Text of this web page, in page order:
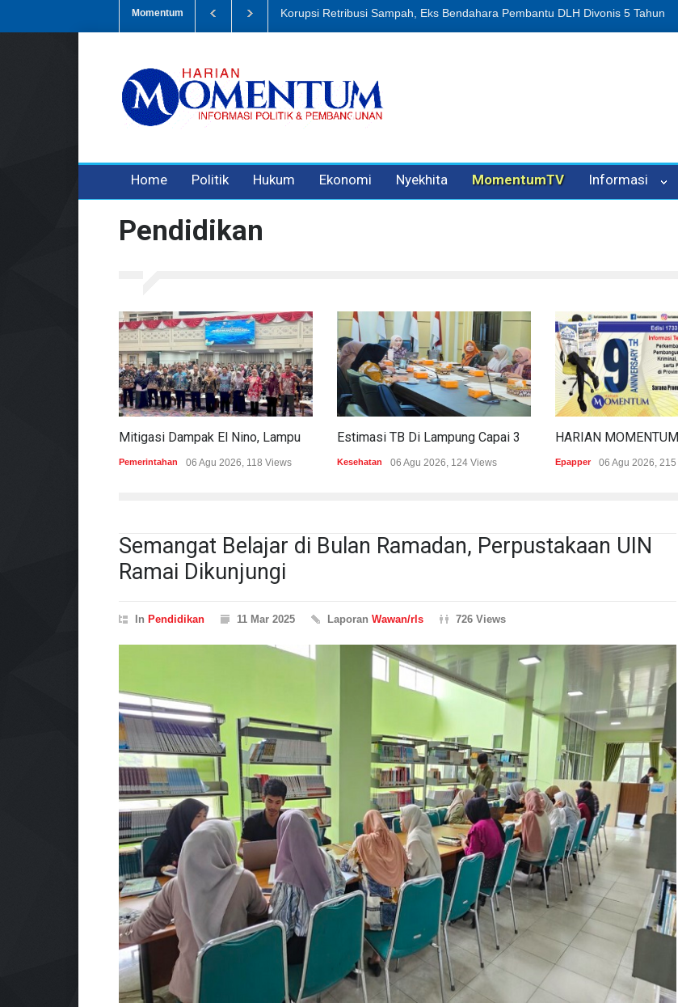
Momentum
Eks Bendahara Pembantu DLH Divonis 5 Tahun Dugaan Penipuan Oleh Oknum Kadis, Kuasa Hukum Pelapor Desak
Home Politik Hukum Ekonomi Nyekhita MomentumTV Informasi
Pendidikan
Pemerintahan 06 Agu 2026, 118 Views Kesehatan 06 Agu 2026, 124 Views Epapper 06 Agu 2026,
Semangat Belajar di Bulan Ramadan, Perpustakaan UIN
Ramai Dikunjungi
In Pendidikan 11 Mar 2025 Laporan Wawan/rls 726 Views